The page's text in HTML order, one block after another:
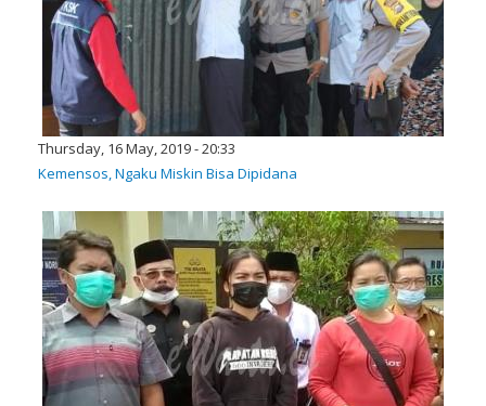
Thursday, 16 May, 2019 - 20:33
Kemensos, Ngaku Miskin Bisa Dipidana